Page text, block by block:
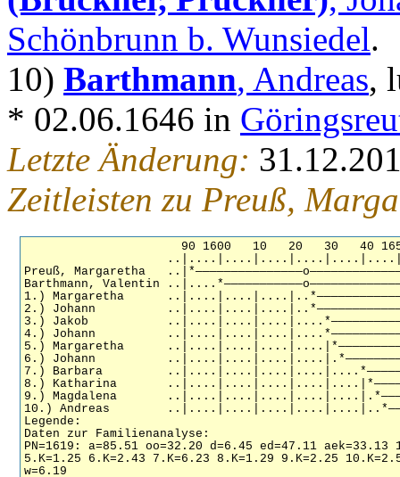
Schönbrunn b. Wunsiedel.
10) Barthmann, Andreas,
* 02.06.1646 in
Letzte Änderung:
Zeitleisten zu Preuß,